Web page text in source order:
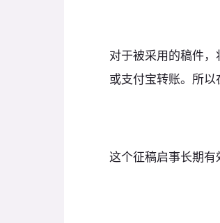
对于被采用的稿件
或支付宝转账。所以
这个征稿启事长期有